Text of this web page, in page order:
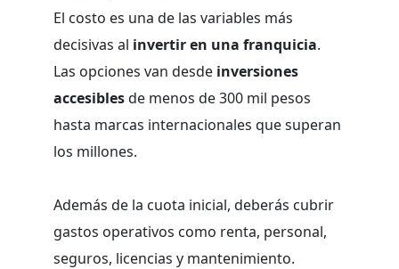
El costo es una de las variables más
decisivas al invertir en una franquicia.
Las opciones van desde inversiones
accesiblesde menos de 300 mil pesos
hasta marcas internacionales que superan
los millones.
Además de la cuota inicial, deberás cubrir
gastos operativos como renta, personal,
seguros, licencias y mantenimiento.